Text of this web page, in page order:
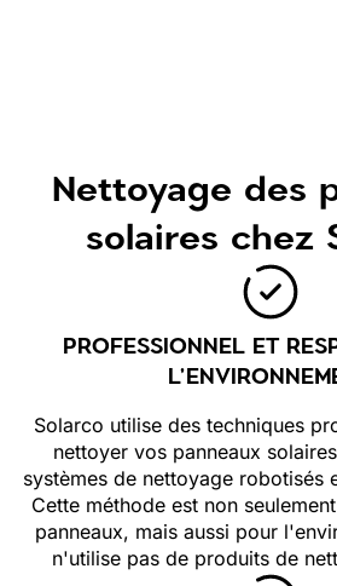
Nettoyage des
solaires chez
PROFESSIONNEL ET
Solarco utilise des techniques
nettoyer vos panneaux
systèmes de nettoyage robotisés
Cette méthode est non
panneaux, mais aussi pour
n'utilise pas de produits de